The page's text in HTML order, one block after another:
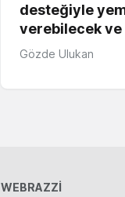
desteğiyle
verebilecek
Gözde Ulukan
WEBRAZZİ